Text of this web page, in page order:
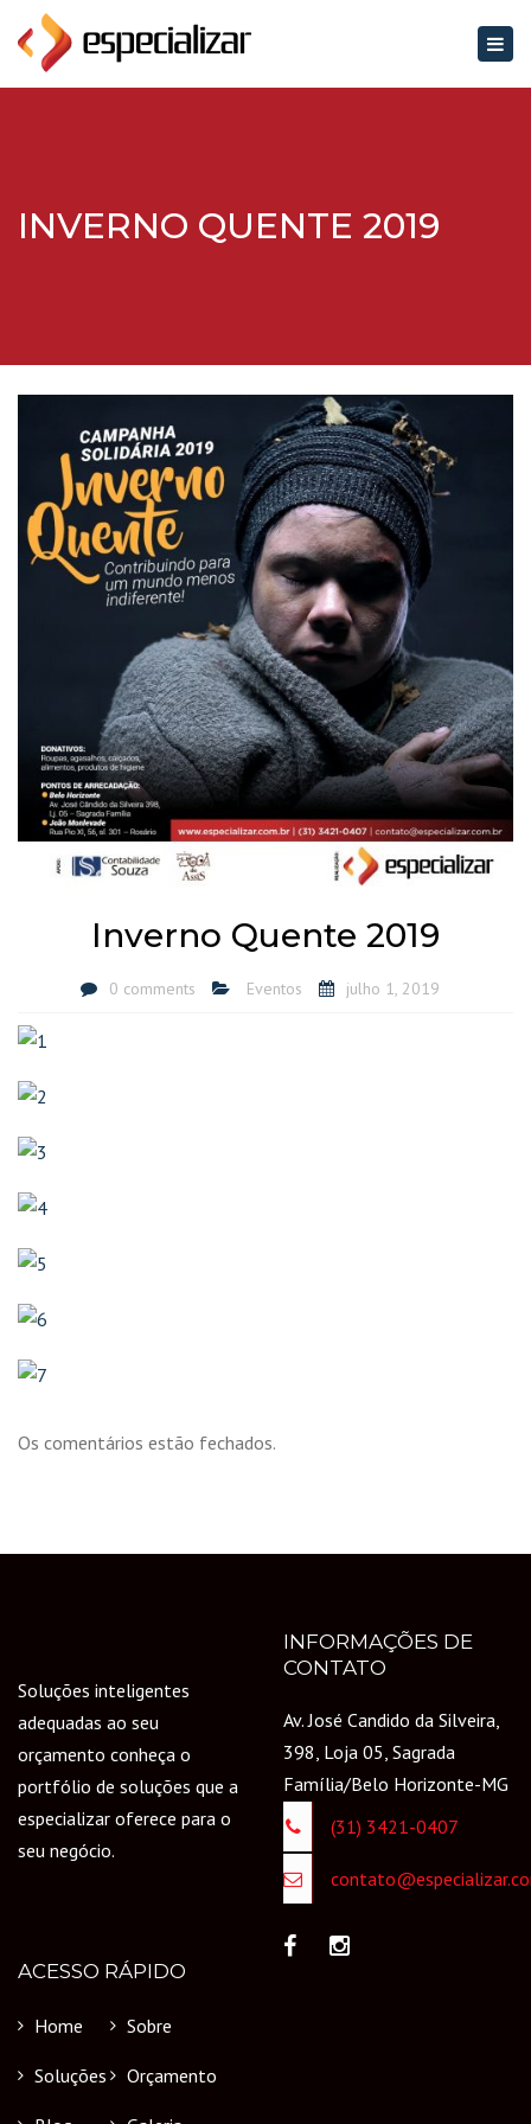
INVERNO QUENTE 2019
Inverno Quente 2019
0 comments Eventos julho 1, 2019
Os comentários estão fechados.
Soluções inteligentes
adequadas ao seu
orçamento conheça o
portfólio de soluções que a
especializar oferece para o
seu negócio.
INFORMAÇÕES DE
CONTATO
Av. José Candido da Silveira,
398, Loja 05, Sagrada
Família/Belo Horizonte-MG
(31) 3421-0407
ACESSO RÁPIDO
Home Sobre
Soluções Orçamento